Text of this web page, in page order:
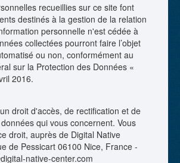
recueillies sur ce site font
destinés à la gestion de la relation
personnelle n'est cédée à
collectées pourront faire l’objet
ou non, conformément au
sur la Protection des Données «
2016.
droit d'accès, de rectification et de
qui vous concernent. Vous
droit, auprès de Digital Native
de Pessicart 06100 Nice, France -
native-center.com